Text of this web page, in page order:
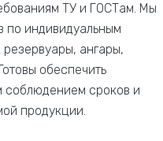
ТУ и ГОСТам. Мы
по индивидуальным
ангары,
обеспечить
соблюдением сроков и
продукции.